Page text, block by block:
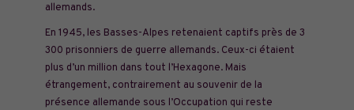
allemands.
En 1945, les Basses-Alpes retenaient captifs près de 3
300 prisonniers de guerre allemands. Ceux-ci étaient
plus d’un million dans tout l’Hexagone. Mais
étrangement, contrairement au souvenir de la
présence allemande sous l’Occupation qui reste